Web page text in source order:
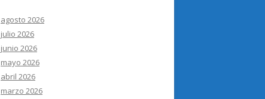
agosto 2026
julio 2026
junio 2026
mayo 2026
abril 2026
marzo 2026